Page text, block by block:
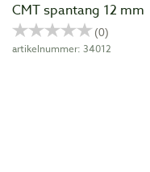
CMT spantang 12 mm
artikelnummer: 34012